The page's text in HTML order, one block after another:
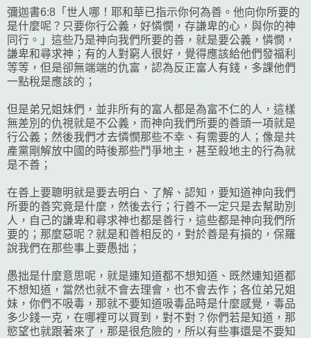
彌迦書6:8「世人哪！耶和華已指示你何為善。他向你所要的
是什麼呢？只要你行公義，好憐憫，存謙卑的心，與你的神
同行。」這些乃是神向我們所要的善，就是要公義，憐憫，
謙卑和尋求神；有的人對窮人很好，覺得應該給他們發福利
等等，但是卻無端端的仇富，認為反正富人有錢，多課他們
一點稅是應該的；
但是弟兄姐妹們，並非所有的富人都是為富不仁的人，這樣
無差別的仇視就是不公義，而神向我們所要的善頭一項就是
行公義；然後我們才去憐憫那些不幸、有需要的人；像是共
產黨剛解放中國的時後那些鬥爭地主，甚至殺地主的行為就
是不善；
在善上要聰明就是要去明白、了解、認知，要知道神向我們
所要的善究竟是什麼，然後去行；行善不一定只是去幫助別
人，自己的謙卑和尋求神也都是善行，這些都是神向我們所
要的；那麼惡呢？就是和善相反的，對於善是有損的，保羅
說我們在那些事上要愚拙；
愚拙是什麼意思呢，就是連知道都不想知道、既然連知道都
不想知道，當然也就不會去理會，也不會去作；各位弟兄姐
妹，你們不吸毒，那就不要知道吸毒品時是什麼感覺，毒品
多少錢一克，在哪裡可以買到，對不對？你們若是知道，那
慾望也就跟著來了，那是很危險的，所以有些事還是不要知